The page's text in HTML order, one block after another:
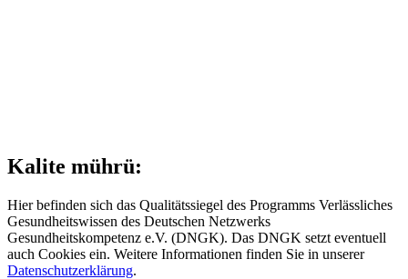
Kalite mührü:
Hier befinden sich das Qualitätssiegel des Programms Verlässliches
Gesundheitswissen des Deutschen Netzwerks
Gesundheitskompetenz e.V. (DNGK). Das DNGK setzt eventuell
auch Cookies ein. Weitere Informationen finden Sie in unserer
Datenschutzerklärung.